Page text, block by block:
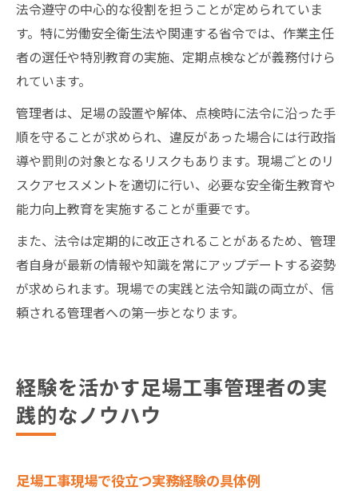
法令遵守の中心的な役割を担うことが定められていま
す。特に労働安全衛生法や関連する省令では、作業主任
者の選任や特別教育の実施、定期点検などが義務付けら
れています。
管理者は、足場の設置や解体、点検時に法令に沿った手
順を守ることが求められ、違反があった場合には行政指
導や罰則の対象となるリスクもあります。現場ごとのリ
スクアセスメントを適切に行い、必要な安全衛生教育や
能力向上教育を実施することが重要です。
また、法令は定期的に改正されることがあるため、管理
者自身が最新の情報や知識を常にアップデートする姿勢
が求められます。現場での実践と法令知識の両立が、信
頼される管理者への第一歩となります。
経験を活かす足場工事管理者の実
践的なノウハウ
足場工事現場で役立つ実務経験の具体例